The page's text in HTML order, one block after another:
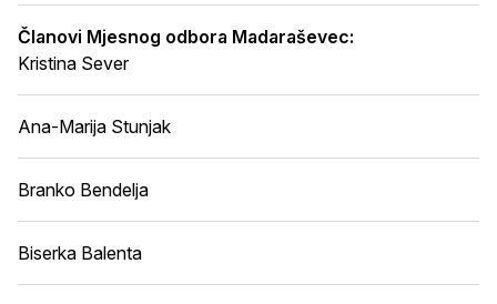
Članovi Mjesnog odbora Madaraševec:
Kristina Sever
Ana-Marija Stunjak
Branko Bendelja
Biserka Balenta